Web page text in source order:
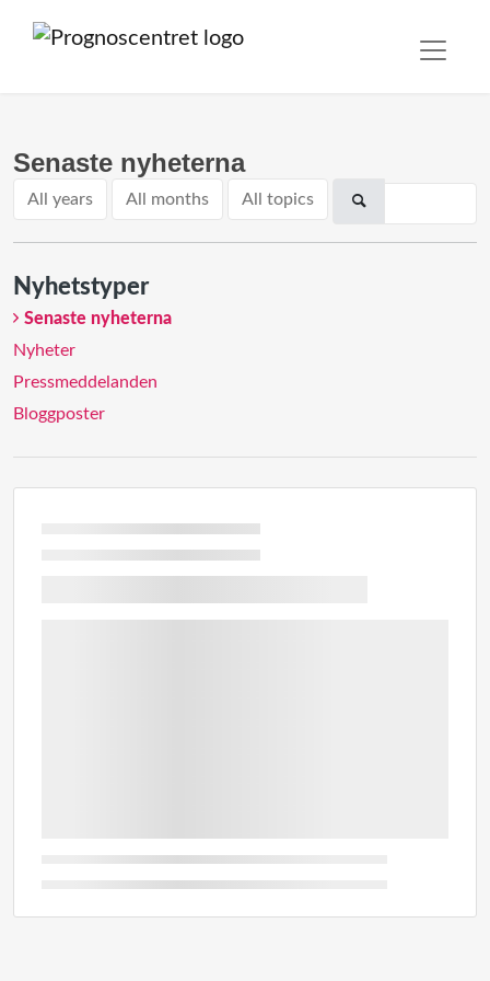
Senaste nyheterna
All years All months All topics
Nyhetstyper
Senaste nyheterna
Nyheter
Pressmeddelanden
Bloggposter